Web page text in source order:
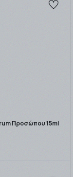
Προσώπου 15ml